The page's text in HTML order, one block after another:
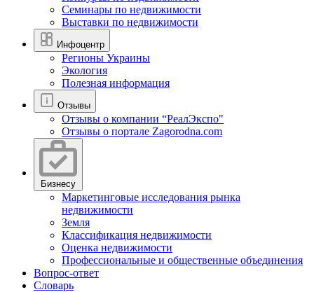
Семинары по недвижимости
Выставки по недвижимости
Инфоцентр
Регионы Украины
Экология
Полезная информация
Отзывы
Отзывы о компании “РеалЭкспо"
Отзывы о портале Zagorodna.com
Бизнесу
Маркетинговые исследования рынка
недвижимости
Земля
Классификация недвижимости
Оценка недвижимости
Профессиональные и общественные объединения
Вопрос-ответ
Словарь